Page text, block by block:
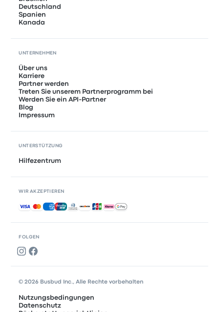
FOLGEN
Deutschland
Spanien
Kanada
UNTERNEHMEN
Über uns
Karriere
Partner werden
Treten Sie unserem Partnerprogramm bei
Werden Sie ein API-Partner
Blog
Impressum
UNTERSTÜTZUNG
Hilfezentrum
WIR AKZEPTIEREN
Akzeptierte Zahlungsmethoden
© 2026 Busbud Inc., Alle Rechte vorbehalten
Nutzungsbedingungen
Datenschutz